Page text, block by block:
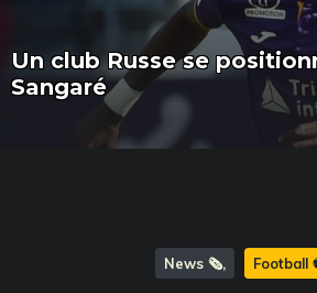
Un club Russe se
Sangaré
News 🗞️ Football